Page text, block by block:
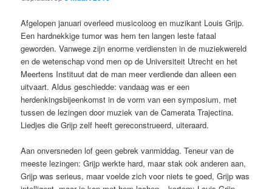
Afgelopen januari overleed musicoloog en muzikant Louis Grijp.
Een hardnekkige tumor was hem ten langen leste fataal
geworden. Vanwege zijn enorme verdiensten in de muziekwereld
en de wetenschap vond men op de Universiteit Utrecht en het
Meertens Instituut dat de man meer verdiende dan alleen een
uitvaart. Aldus geschiedde: vandaag was er een
herdenkingsbijeenkomst in de vorm van een symposium, met
tussen de lezingen door muziek van de Camerata Trajectina.
Liedjes die Grijp zelf heeft gereconstrueerd, uiteraard.
Aan onversneden lof geen gebrek vanmiddag. Teneur van de
meeste lezingen: Grijp werkte hard, maar stak ook anderen aan,
Grijp was serieus, maar voelde zich voor niets te goed, Grijp was